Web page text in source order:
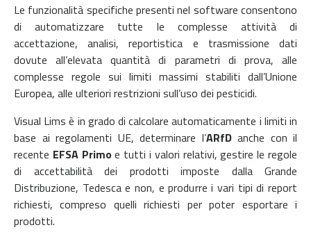
Le funzionalità specifiche presenti nel software consentono
di automatizzare tutte le complesse attività di
accettazione, analisi, reportistica e trasmissione dati
dovute all’elevata quantità di parametri di prova, alle
complesse regole sui limiti massimi stabiliti dall’Unione
Europea, alle ulteriori restrizioni sull’uso dei pesticidi.
Visual Lims è in grado di calcolare automaticamente i limiti in
base ai regolamenti UE, determinare l’ARfDanche con il
recente EFSA Primoe tutti i valori relativi, gestire le regole
di accettabilità dei prodotti imposte dalla Grande
Distribuzione, Tedesca e non, e produrre i vari tipi di report
richiesti, compreso quelli richiesti per poter esportare i
prodotti.